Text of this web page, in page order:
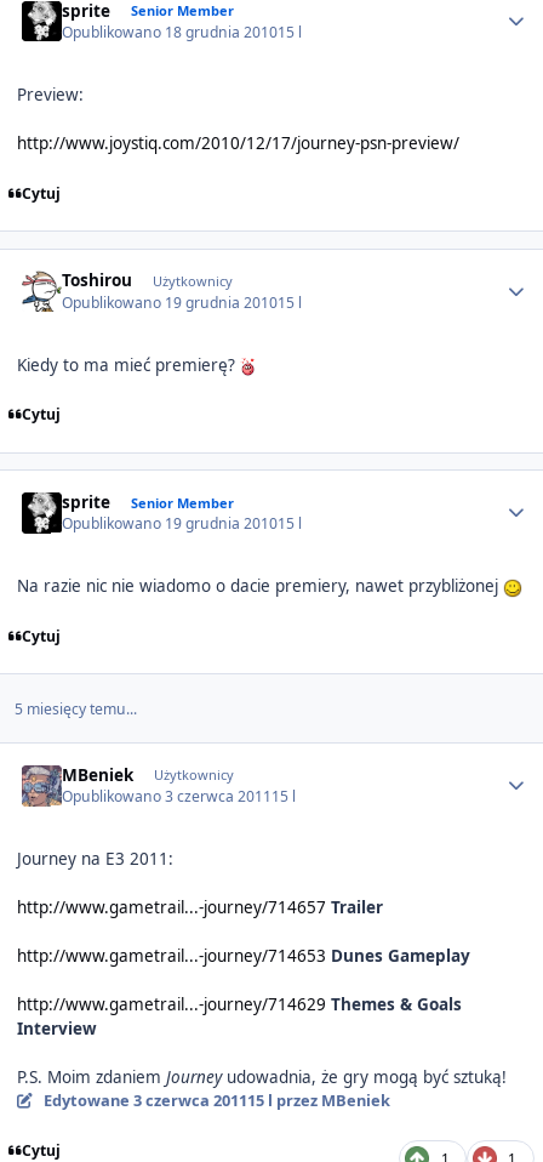
sprite Senior Member
Opublikowano 18 grudnia 201015 l
Preview:
http://www.joystiq.com/2010/12/17/journey-psn-preview/
Cytuj
Toshirou Użytkownicy
Opublikowano 19 grudnia 201015 l
Kiedy to ma mieć premierę?
Cytuj
sprite Senior Member
Opublikowano 19 grudnia 201015 l
Na razie nic nie wiadomo o dacie premiery, nawet przybliżonej
Cytuj
5 miesięcy temu...
MBeniek Użytkownicy
Opublikowano3 czerwca 201115 l
Journey na E3 2011:
http://www.gametrail...-journey/714657 Trailer
http://www.gametrail...-journey/714653 Dunes Gameplay
http://www.gametrail...-journey/714629 Themes & Goals
Interview
P.S. Moim zdaniem Journeyudowadnia, że gry mogą być sztuką!
Edytowane 3 czerwca 201115 l przez MBeniek
Cytuj 1 1